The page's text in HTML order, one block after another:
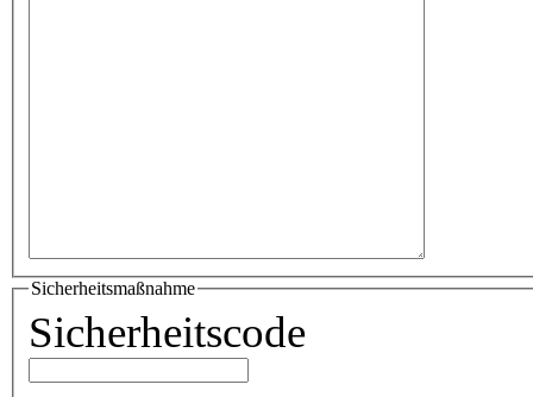
Sicherheitsmaßnahme
Sicherheitscode